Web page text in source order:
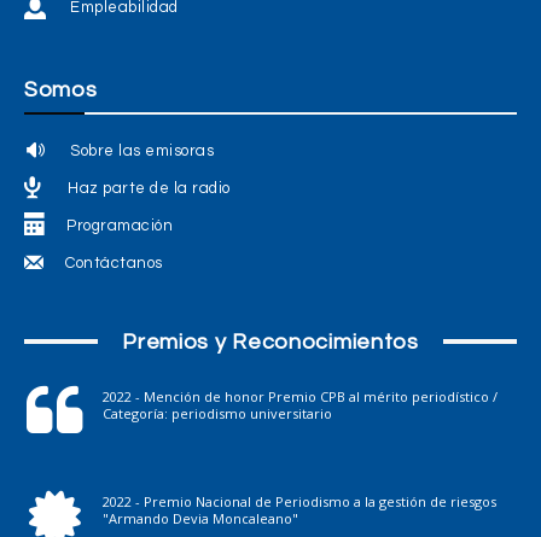
Empleabilidad
Somos
Sobre las emisoras
Haz parte de la radio
Programación
Contáctanos
Premios y Reconocimientos
2022 - Mención de honor Premio CPB al mérito periodístico /
Categoría: periodismo universitario
2022 - Premio Nacional de Periodismo a la gestión de riesgos
"Armando Devia Moncaleano"